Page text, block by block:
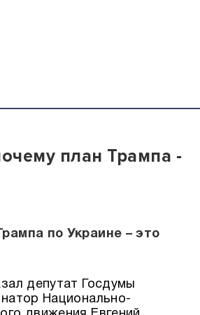
план Трампа -
по Украине – это
депутат Госдумы
Национально-